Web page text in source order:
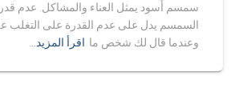
سمسم أسود يمثل العناء والمشاكل. عدم
السمسم يدل على عدم القدرة على التغلب
وعندما قال لك شخص ما اقرأ المزيد…